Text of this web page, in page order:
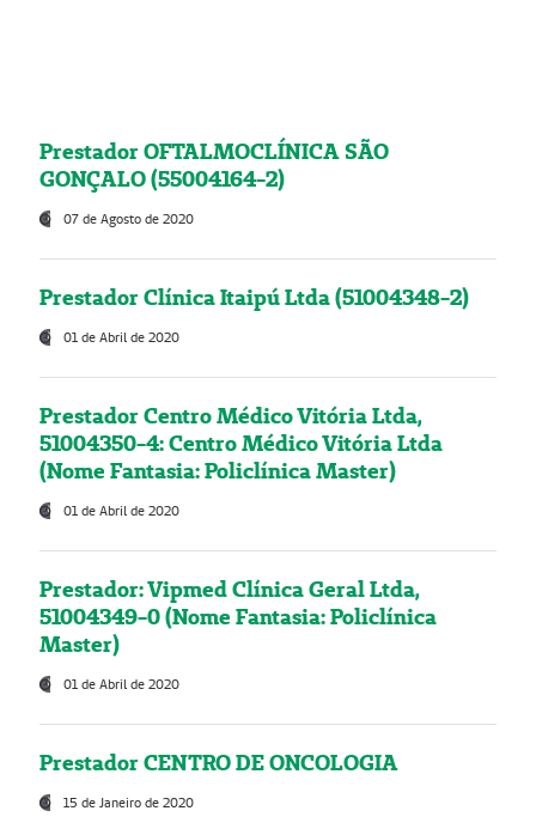
Prestador OFTALMOCLÍNICA SÃO
GONÇALO (55004164-2)
07 de Agosto de 2020
Prestador Clínica Itaipú Ltda (51004348-2)
01 de Abril de 2020
Prestador Centro Médico Vitória Ltda,
51004350-4: Centro Médico Vitória Ltda
(Nome Fantasia: Policlínica Master)
01 de Abril de 2020
Prestador: Vipmed Clínica Geral Ltda,
51004349-0 (Nome Fantasia: Policlínica
Master)
01 de Abril de 2020
Prestador CENTRO DE ONCOLOGIA
15 de Janeiro de 2020